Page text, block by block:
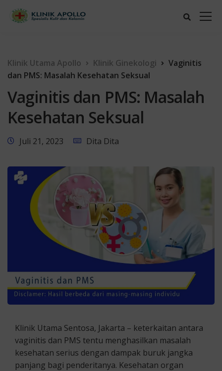
Klinik Utama Apollo Klinik Ginekologi
Vaginitis
dan PMS: Masalah Kesehatan Seksual
Vaginitis dan PMS: Masalah
Kesehatan Seksual
Juli 21, 2023 Dita Dita
Klinik Utama Sentosa, Jakarta – keterkaitan antara
vaginitis dan PMS tentu menghasilkan masalah
kesehatan serius dengan dampak buruk jangka
panjang bagi penderitanya. Kesehatan organ